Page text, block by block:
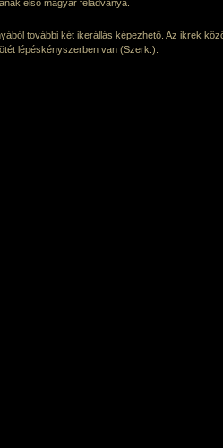
első magyar feladványa.
további két ikerállás képezhető. Az ikrek
lépéskényszerben van (Szerk.).